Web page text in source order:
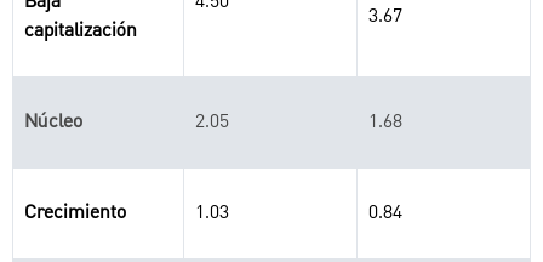
capitalización
3.67
Núcleo 2.05 1.68
Crecimiento 1.03 0.84